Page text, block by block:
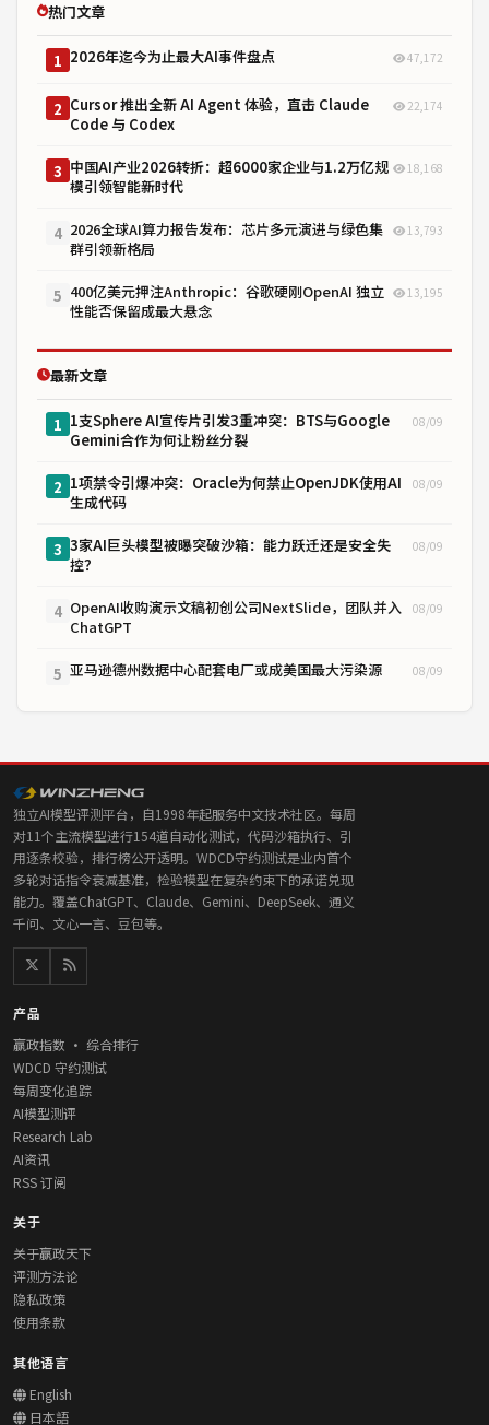
热门文章
1 2026年迄今为止最大AI事件盘点 47,172
2 Cursor 推出全新 AI Agent 体验，直击 Claude
Code 与 Codex
22,174
3 中国AI产业2026转折：超6000家企业与1.2万亿规
模引领智能新时代
18,168
4 2026全球AI算力报告发布：芯片多元演进与绿色集
群引领新格局
13,793
5 400亿美元押注Anthropic：谷歌硬刚OpenAI 独立
性能否保留成最大悬念
13,195
最新文章
1 1支Sphere AI宣传片引发3重冲突：BTS与Google
Gemini合作为何让粉丝分裂
08/09
2 1项禁令引爆冲突：Oracle为何禁止OpenJDK使用AI
生成代码
08/09
3 3家AI巨头模型被曝突破沙箱：能力跃迁还是安全失
控？
08/09
4 OpenAI收购演示文稿初创公司NextSlide，团队并入
ChatGPT
08/09
5 亚马逊德州数据中心配套电厂或成美国最大污染源 08/09
独立AI模型评测平台，自1998年起服务中文技术社区。每周
对11个主流模型进行154道自动化测试，代码沙箱执行、引
用逐条校验，排行榜公开透明。WDCD守约测试是业内首个
多轮对话指令衰减基准，检验模型在复杂约束下的承诺兑现
能力。覆盖ChatGPT、Claude、Gemini、DeepSeek、通义
千问、文心一言、豆包等。
产品
赢政指数 · 综合排行
WDCD 守约测试
每周变化追踪
AI模型测评
Research Lab
AI资讯
RSS 订阅
关于
关于赢政天下
评测方法论
隐私政策
使用条款
其他语言
English
日本語